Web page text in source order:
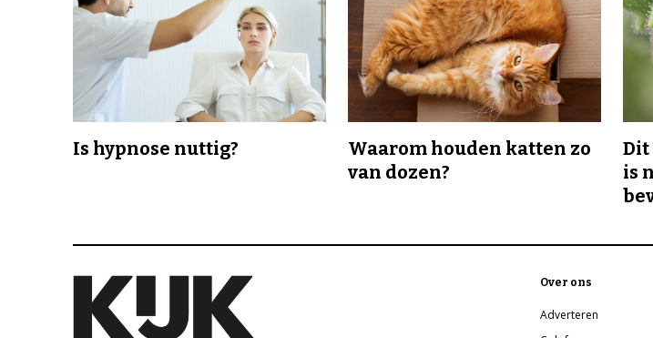
Is hypnose nuttig?
Waarom houden katten zo
van dozen?
Dit
is
Over ons
Adverteren